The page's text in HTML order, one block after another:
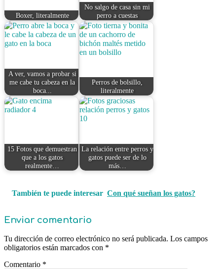
Boxer, literalmente
No salgo de casa sin mi
perro a cuestas
A ver, vamos a probar si
me cabe tu cabeza en la
boca...
Perros de bolsillo,
literalmente
15 Fotos que demuestran
que a los gatos
realmente…
La relación entre perros y
gatos puede ser de lo
más…
También te puede interesar Con qué sueñan los gatos?
Enviar comentario
Tu dirección de correo electrónico no será publicada. Los campos
obligatorios están marcados con *
Comentario *